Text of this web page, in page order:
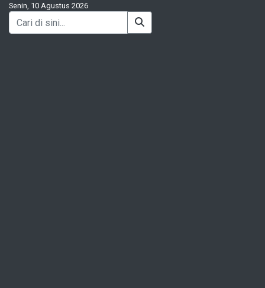
Senin, 10 Agustus 2026